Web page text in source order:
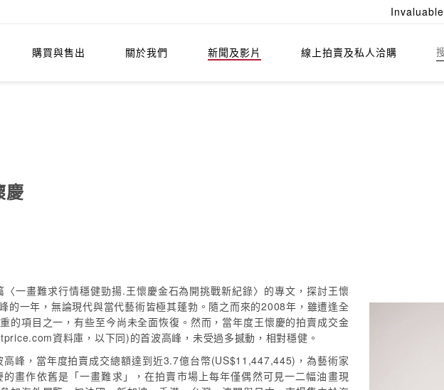
Invaluable
購買與售出 關於我們 新聞及影片 線上拍賣及私人洽購
慶
一畫難求行情穩健勁揚.王懷慶金石為開挑戰新紀錄〉的專文，探討王懷
的一年，無論現代與當代藝術皆極其蓬勃。隨之而來的2008年，雖遭逢全
的項目之一，有些至今尚未全面恢復。然而，當年度王懷慶的拍賣成交金
資料庫，以下同)的首波高峰，未受過多撼動，相對穩健。
峰，當年度拍賣成交總額達到近3.7億台幣(US$11,447,445)，為藝術家
畫作依舊是「一畫難求」，在拍賣市場上每年僅偶然可見一二幅油畫現